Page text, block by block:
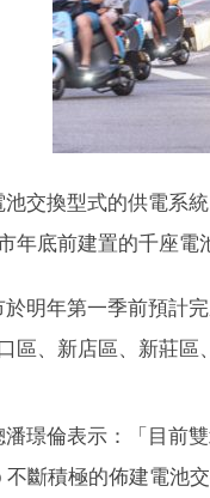
池交換型式的供電系
年底前建置的千座電
於明年第一季前預計
區、新店區、新莊區
潘璟倫表示：「目前
不斷積極的佈建電池